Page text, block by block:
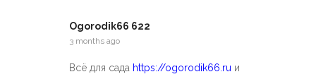
Ogorodik66 622
3 months ago
Всё для сада https://ogorodik66.ru и